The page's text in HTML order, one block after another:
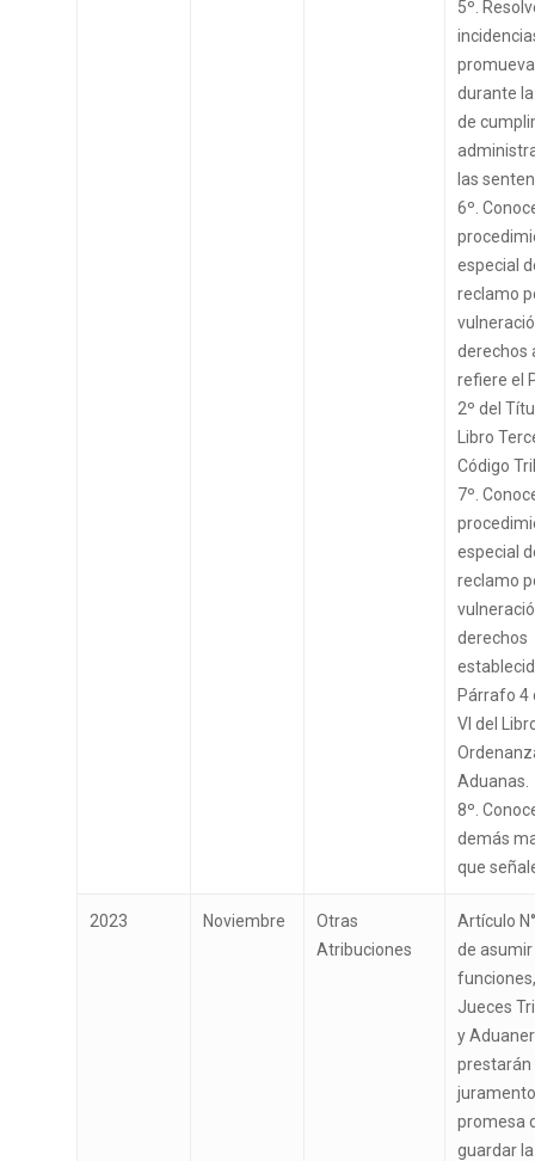
5º.
durante
de
las
6º.
especial
reclamo
derechos
refiere el
2º del
Libro
Código
7º.
especial
reclamo
derechos
Párrafo 4
VI del
Aduanas.
8º.
demás
que
2023 Noviembre
Otras
Atribuciones
Artículo
de asumir
Jueces
y
prestarán
promesa
guardar la